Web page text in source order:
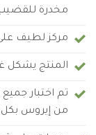
مخدرة
مركز لطيف
المنتج يشكل
تم اختبار
من إيروس بكل